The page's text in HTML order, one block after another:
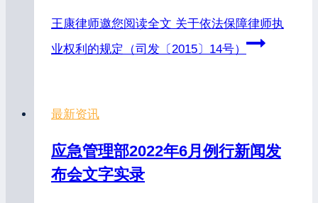
王康律师邀您阅读全文 关于依法保障律师执
业权利的规定（司发〔2015〕14号）
最新资讯
应急管理部2022年6月例行新闻发
布会文字实录